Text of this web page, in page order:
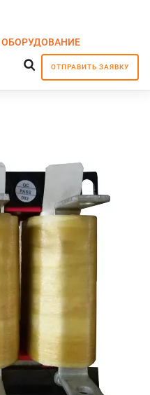
ОБОРУДОВАНИЕ
ОТПРАВИТЬ ЗАЯВКУ